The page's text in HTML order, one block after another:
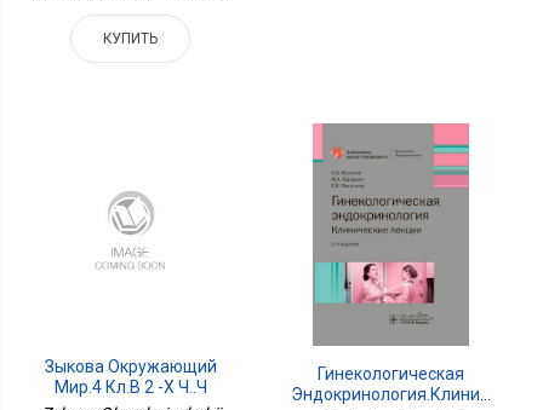
КУПИТЬ
Зыкова Окружающий
Мир.4 Кл.В 2 -х Ч..Ч
Гинекологическая
Эндокринология.Клинические